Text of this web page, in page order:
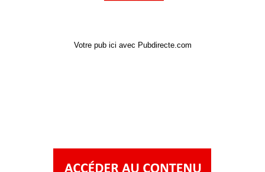
Votre pub ici avec Pubdirecte.com